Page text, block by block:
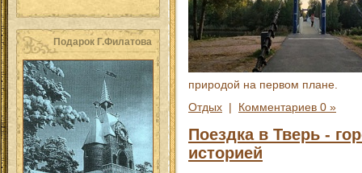
Подарок Г.Филатова
природой на первом плане.
Отдых | Комментариев 0 »
Поездка в Тверь -
историей